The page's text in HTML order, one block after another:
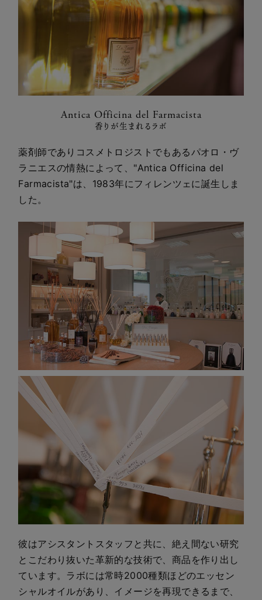
Antica Officina del Farmacista
香りが生まれるラボ
薬剤師でありコスメトロジストでもあるパオロ・ヴ
ラニエスの情熱によって、"Antica Officina del
Farmacista"は、1983年にフィレンツェに誕生しま
した。
彼はアシスタントスタッフと共に、絶え間ない研究
とこだわり抜いた革新的な技術で、商品を作り出し
ています。ラボには常時2000種類ほどのエッセン
シャルオイルがあり、イメージを再現できるまで、